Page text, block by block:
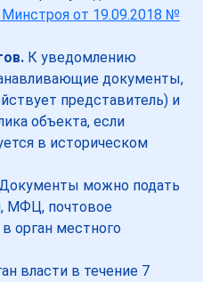
от 19.09.2018 №
К уведомлению
документы,
представитель) и
объекта, если
в историческом
Документы можно подать
МФЦ, почтовое
орган местного
власти в течение 7